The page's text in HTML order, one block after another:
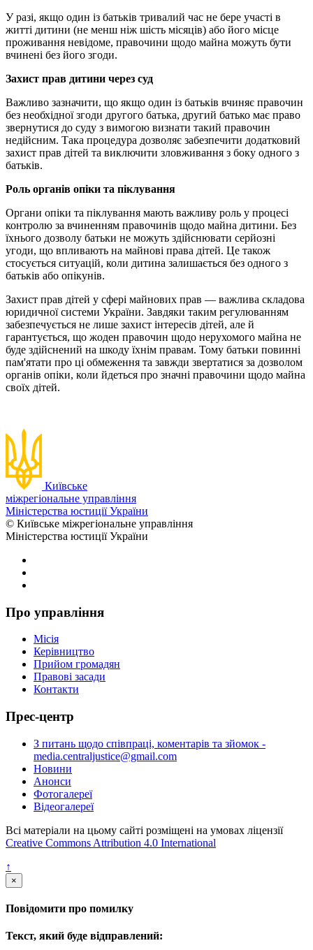
У разі, якщо один із батьків тривалий час не бере участі в
житті дитини (не менш ніж шість місяців) або його місце
проживання невідоме, правочини щодо майна можуть бути
вчинені без його згоди.
Захист прав дитини через суд
Важливо зазначити, що якщо один із батьків вчиняє правочин
без необхідної згоди другого батька, другий батько має право
звернутися до суду з вимогою визнати такий правочин
недійсним. Така процедура дозволяє забезпечити додатковий
захист прав дітей та виключити зловживання з боку одного з
батьків.
Роль органів опіки та піклування
Органи опіки та піклування мають важливу роль у процесі
контролю за вчиненням правочинів щодо майна дитини. Без
їхнього дозволу батьки не можуть здійснювати серйозні
угоди, що впливають на майнові права дітей. Це також
стосується ситуацій, коли дитина залишається без одного з
батьків або опікунів.
Захист прав дітей у сфері майнових прав — важлива складова
юридичної системи України. Завдяки таким регулюванням
забезпечується не лише захист інтересів дітей, але й
гарантується, що жоден правочин щодо нерухомого майна не
буде здійснений на шкоду їхнім правам. Тому батьки повинні
пам'ятати про ці обмеження та завжди звертатися за дозволом
органів опіки, коли йдеться про значні правочини щодо майна
своїх дітей.
Київське
міжрегіональне управління
Міністерства юстиції України
© Київське міжрегіональне управління
Міністерства юстиції України
Про управління
Місія
Керівництво
Прийом громадян
Правові засади
Контакти
Прес-центр
З питань щодо співпраці, коментарів та зйомок -
media.centraljustice@gmail.com
Новини
Анонси
Фотогалереї
Відеогалереї
Всі матеріали на цьому сайті розміщені на умовах ліцензії
Creative Commons Attribution 4.0 International
↑
×
Повідомити про помилку
Текст, який буде відправлений: